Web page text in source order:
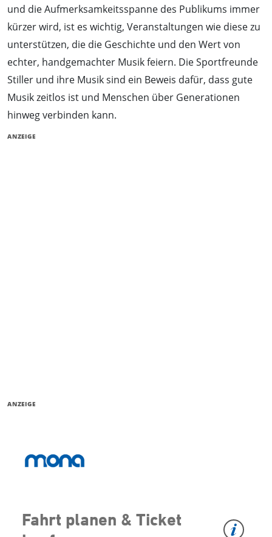
und die Aufmerksamkeitsspanne des Publikums immer
kürzer wird, ist es wichtig, Veranstaltungen wie diese zu
unterstützen, die die Geschichte und den Wert von
echter, handgemachter Musik feiern. Die Sportfreunde
Stiller und ihre Musik sind ein Beweis dafür, dass gute
Musik zeitlos ist und Menschen über Generationen
hinweg verbinden kann.
ANZEIGE
ANZEIGE